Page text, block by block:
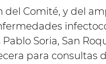
del Comité, y del
Soria, San
para consultas